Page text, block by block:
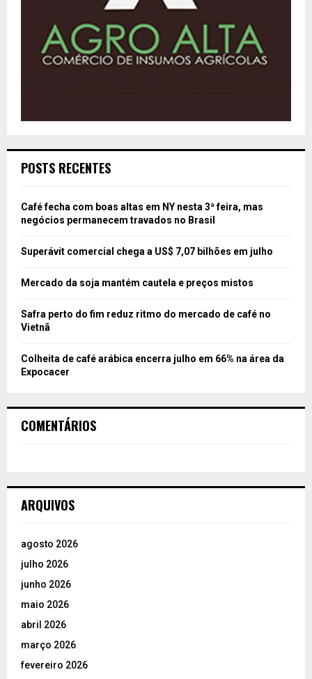
POSTS RECENTES
Café fecha com boas altas em NY nesta 3ª feira, mas
negócios permanecem travados no Brasil
Superávit comercial chega a US$ 7,07 bilhões em julho
Mercado da soja mantém cautela e preços mistos
Safra perto do fim reduz ritmo do mercado de café no
Vietnã
Colheita de café arábica encerra julho em 66% na área da
Expocacer
COMENTÁRIOS
ARQUIVOS
agosto 2026
julho 2026
junho 2026
maio 2026
abril 2026
março 2026
fevereiro 2026